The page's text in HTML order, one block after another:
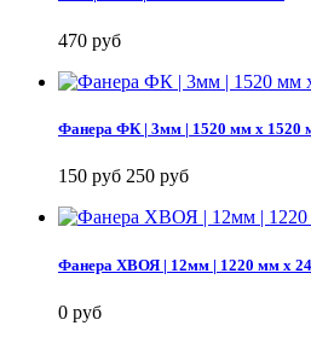
470 руб
Фанера ФК | 3мм | 1520 мм х 1520
150 руб 250 руб
Фанера ХВОЯ | 12мм | 1220 мм х
0 руб